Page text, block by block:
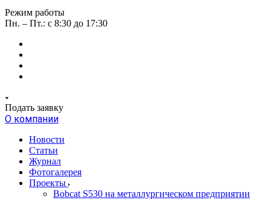
Режим работы
Пн. – Пт.: c 8:30 до 17:30
Подать заявку
О компании
Новости
Статьи
Журнал
Фотогалерея
Проекты
Bobcat S530 на металлургическом предприятии